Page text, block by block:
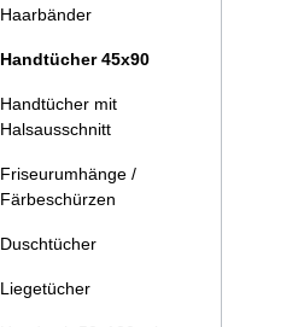
Haarbänder
Handtücher 45x90
Handtücher mit
Halsausschnitt
Friseurumhänge /
Färbeschürzen
Duschtücher
Liegetücher
Details